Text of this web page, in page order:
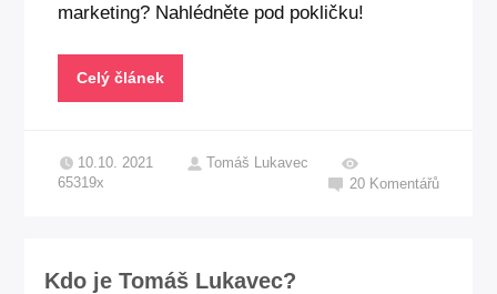
marketing? Nahlédněte pod pokličku!
Celý článek
10.10. 2021
Tomáš Lukavec
65319x
20 Komentářů
Kdo je Tomáš Lukavec?